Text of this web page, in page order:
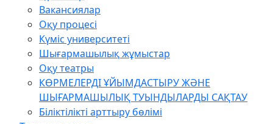
Вакансиялар
Оқу процесі
Күміс университеті
Шығармашылық жұмыстар
Оқу театры
КӨРМЕЛЕРДІ ҰЙЫМДАСТЫРУ ЖӘНЕ
ШЫҒАРМАШЫЛЫҚ ТУЫНДЫЛАРДЫ САҚТАУ
Біліктілікті арттыру бөлімі